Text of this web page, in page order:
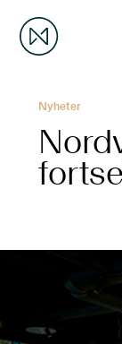
Nyheter